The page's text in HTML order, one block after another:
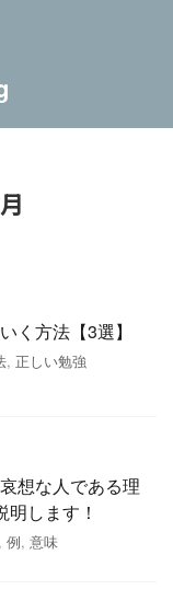
く方法【3選】
, 正しい勉強
想な人である理
します！
, 例, 意味